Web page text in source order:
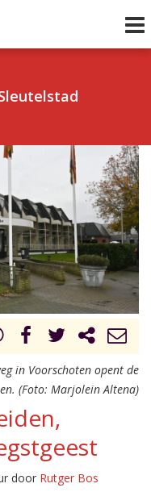
Volgend uur
in Voorschoten opent de
(Foto: Marjolein Altena)
door Rutger Bos